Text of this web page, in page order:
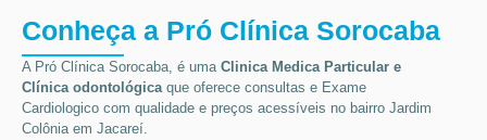
Conheça a Pró Clínica Sorocaba
A Pró Clínica Sorocaba, é uma Clinica Medica Particular e
Clínica odontológicaque oferece consultas e Exame
Cardiologico com qualidade e preços acessíveis no bairro Jardim
Colônia em Jacareí.